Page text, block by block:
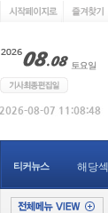
티커뉴스 해당